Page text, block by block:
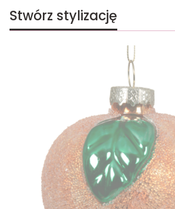
Stwórz stylizację